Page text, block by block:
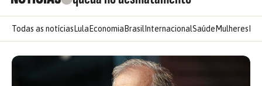
Todas as notícias Lula Economia Brasil InternacionalSaúde Mulheres